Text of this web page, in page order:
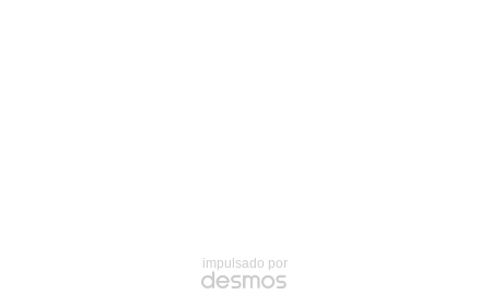
impulsado por